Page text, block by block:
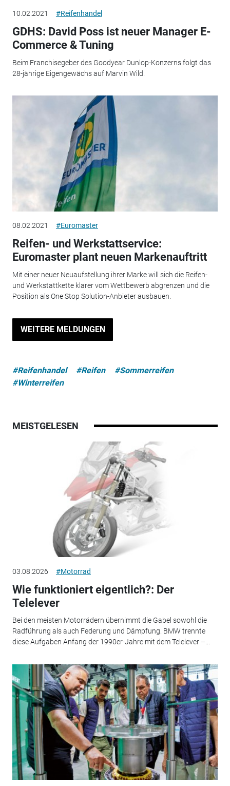
10.02.2021 #Reifenhandel
GDHS: David Poss ist neuer Manager E-
Commerce & Tuning
Beim Franchisegeber des Goodyear Dunlop-Konzerns folgt das
28-jährige Eigengewächs auf Marvin Wild.
08.02.2021 #Euromaster
Reifen- und Werkstattservice:
Euromaster plant neuen Markenauftritt
Mit einer neuer Neuaufstellung ihrer Marke will sich die Reifen-
und Werkstattkette klarer vom Wettbewerb abgrenzen und die
Position als One Stop Solution-Anbieter ausbauen.
WEITERE MELDUNGEN
#Reifenhandel #Reifen
#Sommerreifen
#Winterreifen
MEISTGELESEN
03.08.2026 #Motorrad
Wie funktioniert eigentlich?: Der
Telelever
Bei den meisten Motorrädern übernimmt die Gabel sowohl die
Radführung als auch Federung und Dämpfung. BMW trennte
diese Aufgaben Anfang der 1990er-Jahre mit dem Telelever –...